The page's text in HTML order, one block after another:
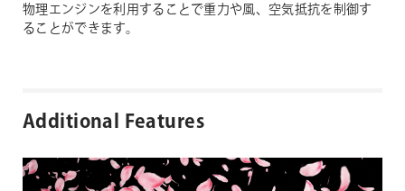
物理エンジンを利用することで重力や風、空気抵抗を制御す
ることができます。
Additional Features